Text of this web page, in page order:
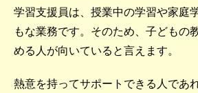
学習支援員は、授業中の学習や家庭
もな業務です。そのため、子どもの
める人が向いていると言えます。
熱意を持ってサポートできる人であれ